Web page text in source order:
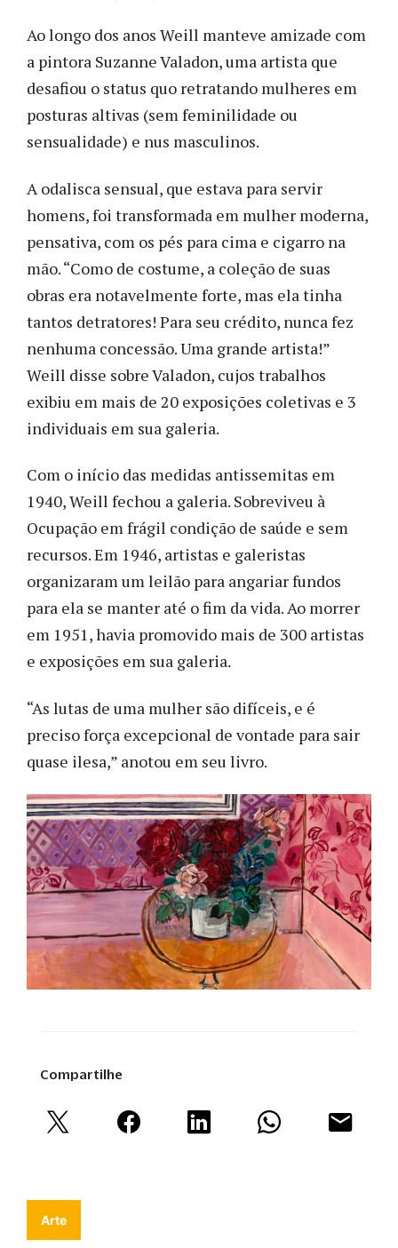
Ao longo dos anos Weill manteve amizade com
a pintora Suzanne Valadon, uma artista que
desafiou o status quo retratando mulheres em
posturas altivas (sem feminilidade ou
sensualidade) e nus masculinos.
A odalisca sensual, que estava para servir
homens, foi transformada em mulher moderna,
pensativa, com os pés para cima e cigarro na
mão. “Como de costume, a coleção de suas
obras era notavelmente forte, mas ela tinha
tantos detratores! Para seu crédito, nunca fez
nenhuma concessão. Uma grande artista!”
Weill disse sobre Valadon, cujos trabalhos
exibiu em mais de 20 exposições coletivas e 3
individuais em sua galeria.
Com o início das medidas antissemitas em
1940, Weill fechou a galeria. Sobreviveu à
Ocupação em frágil condição de saúde e sem
recursos. Em 1946, artistas e galeristas
organizaram um leilão para angariar fundos
para ela se manter até o fim da vida. Ao morrer
em 1951, havia promovido mais de 300 artistas
e exposições em sua galeria.
“As lutas de uma mulher são difíceis, e é
preciso força excepcional de vontade para sair
quase ilesa,” anotou em seu livro.
Compartilhe
Arte